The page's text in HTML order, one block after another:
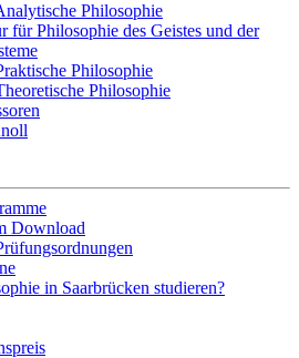
Philosophie
für Philosophie des Geistes und der
Philosophie
Philosophie
Download
in Saarbrücken studieren?